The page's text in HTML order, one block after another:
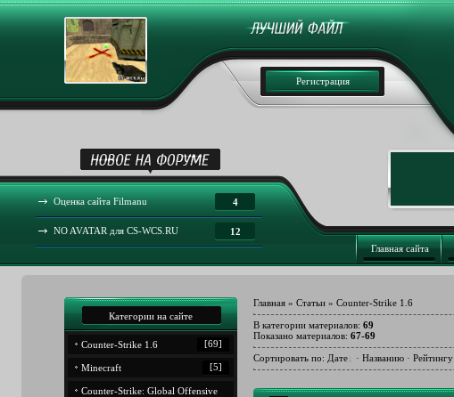
Регистрация
4
Оценка сайта Filmanu
12
NO AVATAR для CS-WCS.RU
Главная сайта
Категории на сайте
Counter-Strike 1.6 [69]
Minecraft [5]
Counter-Strike: Global Offensive
Главная » Статьи » Counter-Strike 1.6
В категории материалов: 69
Показано материалов: 67-69
Сортировать по: Дате · Названию · Рейтингу